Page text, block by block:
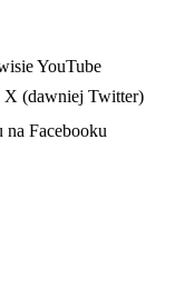
YouTube
X (dawniej Twitter)
na Facebooku